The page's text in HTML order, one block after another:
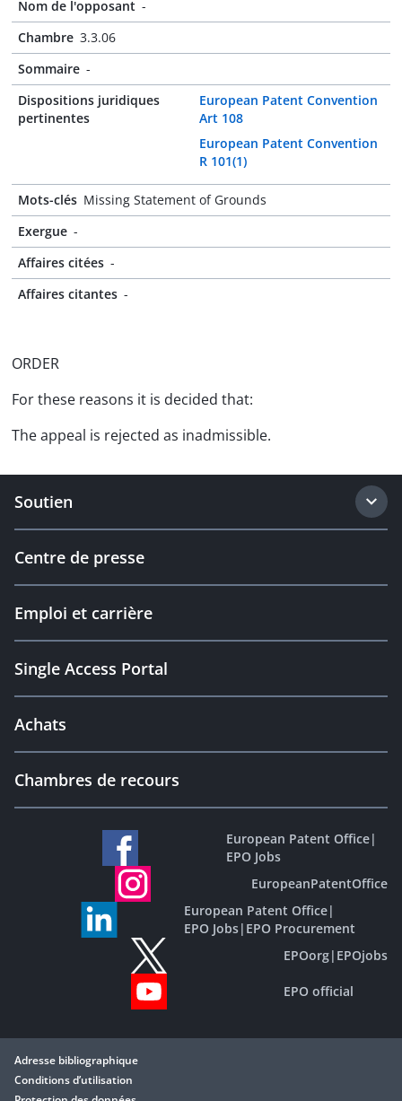
Nom de l'opposant -
Chambre 3.3.06
Sommaire -
Dispositions juridiques
pertinentes
European Patent Convention
Art 108
European Patent Convention
R 101(1)
Mots-clés Missing Statement of Grounds
Exergue -
Affaires citées -
Affaires citantes -
ORDER
For these reasons it is decided that:
The appeal is rejected as inadmissible.
Soutien
Centre de presse
Emploi et carrière
Single Access Portal
Achats
Chambres de recours
European Patent Office|
EPO Jobs
EuropeanPatentOffice
European Patent Office|
EPO Jobs| EPO Procurement
EPOorg| EPOjobs
EPO official
Adresse bibliographique
Conditions d’utilisation